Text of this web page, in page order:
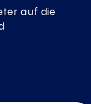
auf die